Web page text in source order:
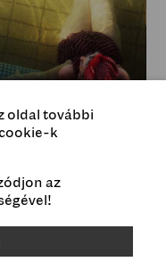
oldal további
k
az